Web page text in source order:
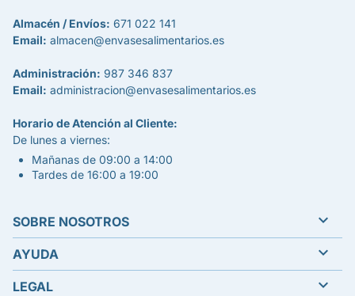
Almacén / Envíos: 671 022 141
Email: almacen@envasesalimentarios.es
Administración: 987 346 837
Email: administracion@envasesalimentarios.es
Horario de Atención al Cliente:
De lunes a viernes:
Mañanas de 09:00 a 14:00
Tardes de 16:00 a 19:00
SOBRE NOSOTROS 
AYUDA 
LEGAL 